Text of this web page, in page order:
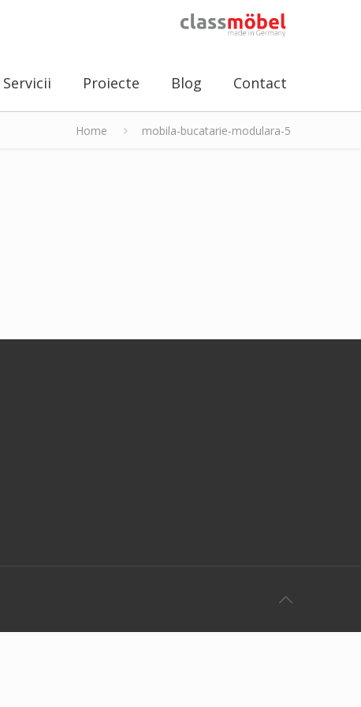
Servicii Proiecte Blog Contact
Home mobila-bucatarie-modulara-5